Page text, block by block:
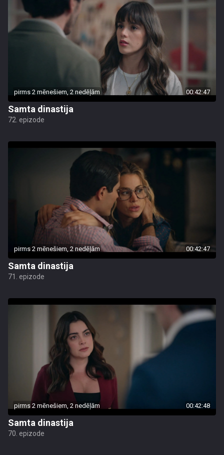
pirms 2 mēnešiem, 2 nedēļām 00:42:47
Samta dinastija
72. epizode
pirms 2 mēnešiem, 2 nedēļām 00:42:47
Samta dinastija
71. epizode
pirms 2 mēnešiem, 2 nedēļām 00:42:48
Samta dinastija
70. epizode